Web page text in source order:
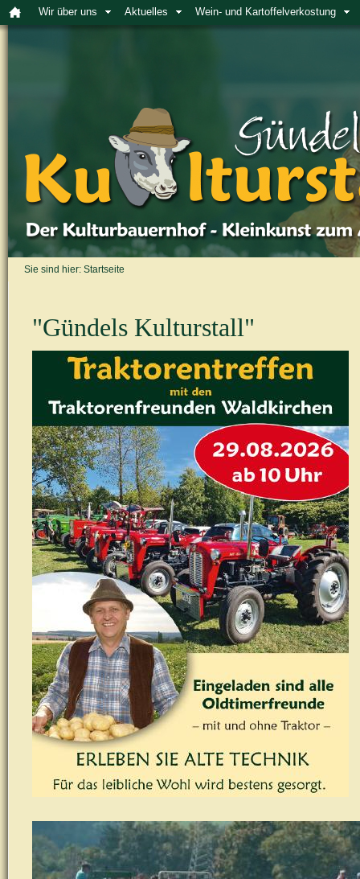
Wir über uns Aktuelles Wein- und Kartoffelverkostung
Sie sind hier: Startseite
"Gündels Kulturstall"